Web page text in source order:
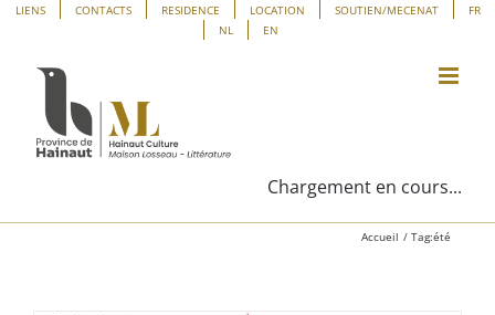
Panneau de gestion des cookies
Passer
contenu
LIENS CONTACTS RESIDENCE LOCATION SOUTIEN/MECENAT
FR
NL
EN
Chargement en cours...
Accueil Tag:été